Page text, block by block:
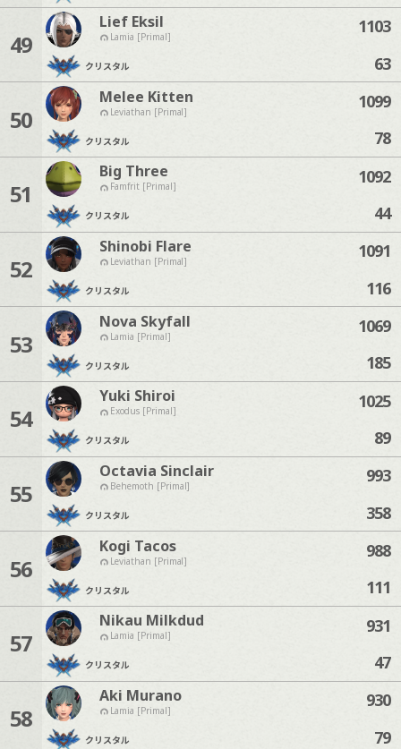
49
Lief Eksil
Lamia [Primal]
クリスタル
1103
63
50
Melee Kitten
Leviathan [Primal]
クリスタル
1099
78
51
Big Three
Famfrit [Primal]
クリスタル
1092
44
52
Shinobi Flare
Leviathan [Primal]
クリスタル
1091
116
53
Nova Skyfall
Lamia [Primal]
クリスタル
1069
185
54
Yuki Shiroi
Exodus [Primal]
クリスタル
1025
89
55
Octavia Sinclair
Behemoth [Primal]
クリスタル
993
358
56
Kogi Tacos
Leviathan [Primal]
クリスタル
988
111
57
Nikau Milkdud
Lamia [Primal]
クリスタル
931
47
58
Aki Murano
Lamia [Primal]
クリスタル
930
79